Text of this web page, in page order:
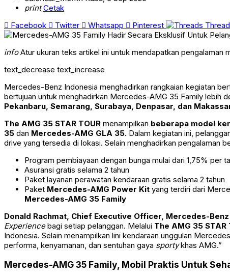
print Cetak
Facebook
Twitter Whatsapp Pinterest
infoAtur ukuran teks artikel ini untuk mendapatkan pengalaman
text_decrease text_increase
Mercedes-Benz Indonesia menghadirkan rangkaian kegiatan
bertujuan untuk menghadirkan Mercedes-AMG 35 Family lebih
Pekanbaru, Semarang, Surabaya, Denpasar, dan
The AMG 35 STAR TOUR menampilkan beberapa model
35 dan Mercedes-AMG GLA 35. Dalam kegiatan ini,
drive yang tersedia di lokasi. Selain menghadirkan pengalaman
Program pembiayaan dengan bunga mulai dari 1,75% per
Asuransi gratis selama 2 tahun
Paket layanan perawatan kendaraan gratis selama 2 tahun
Paket Mercedes-AMG Power Kit yang terdiri dari
Mercedes-AMG 35 Family
Donald Rachmat, Chief Executive Officer, Mercedes-
Experiencebagi setiap pelanggan. Melalui The AMG 35 STAR
Indonesia. Selain menampilkan lini kendaraan unggulan
performa, kenyamanan, dan sentuhan gaya sportykhas AMG.”
Mercedes-AMG 35 Family, Mobil Praktis Untuk